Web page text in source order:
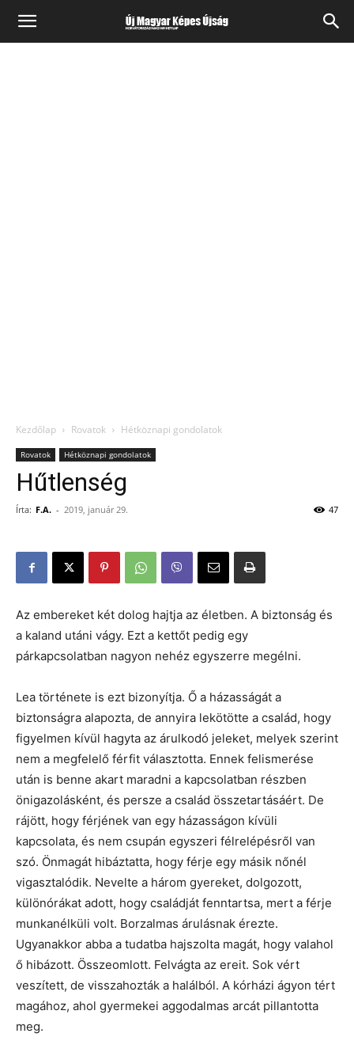
Kezdőlap Rovatok Hétköznapi gondolatok
Rovatok Hétköznapi gondolatok
Hűtlenség
Írta: F.A. - 2019, január 29. 47
Az embereket két dolog hajtja az életben. A biztonság és
a kaland utáni vágy. Ezt a kettőt pedig egy
párkapcsolatban nagyon nehéz egyszerre megélni.
Lea története is ezt bizonyítja. Ő a házasságát a
biztonságra alapozta, de annyira lekötötte a család, hogy
figyelmen kívül hagyta az árulkodó jeleket, melyek szerint
nem a megfelelő férfit választotta. Ennek felismerése
után is benne akart maradni a kapcsolatban részben
önigazolásként, és persze a család összetartásáért. De
rájött, hogy férjének van egy házasságon kívüli
kapcsolata, és nem csupán egyszeri félrelépésről van
szó. Önmagát hibáztatta, hogy férje egy másik nőnél
vigasztalódik. Nevelte a három gyereket, dolgozott,
különórákat adott, hogy családját fenntartsa, mert a férje
munkanélküli volt. Borzalmas árulásnak érezte.
Ugyanakkor abba a tudatba hajszolta magát, hogy valahol
ő hibázott. Összeomlott. Felvágta az ereit. Sok vért
veszített, de visszahozták a halálból. A kórházi ágyon tért
magához, ahol gyermekei aggodalmas arcát pillantotta
meg.